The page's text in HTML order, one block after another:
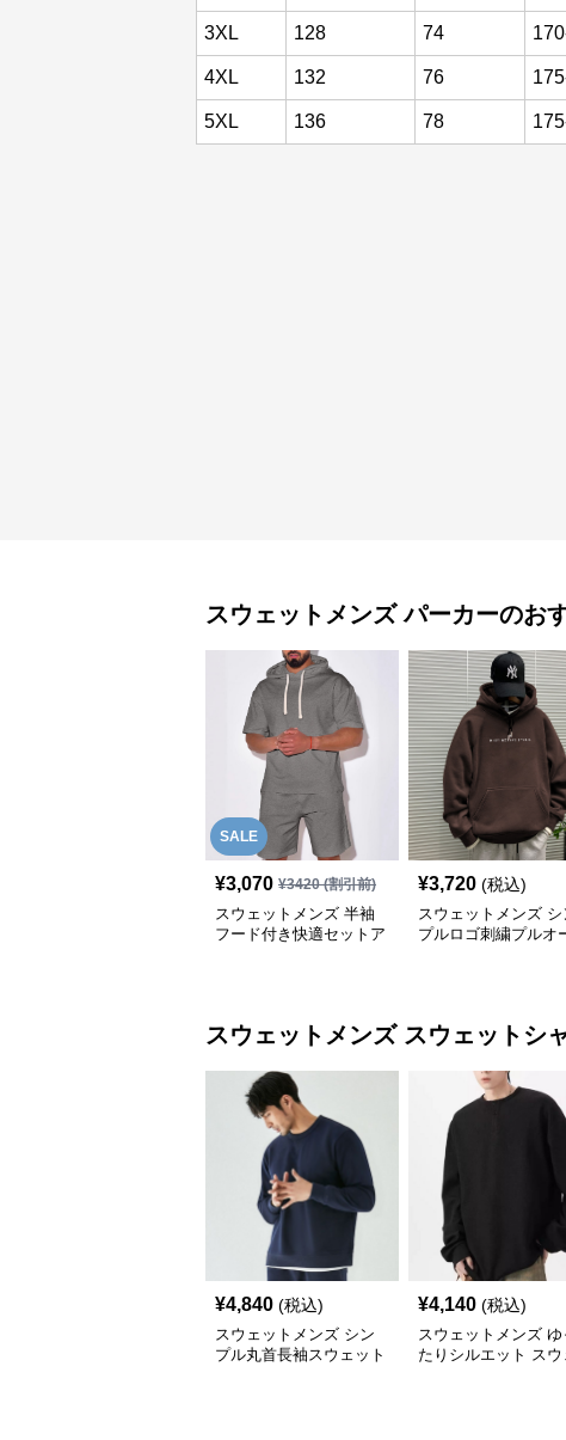
3XL 128 74
4XL 132 76
5XL 136 78
スウェットメンズ パーカーのお
SALE
¥3,070 ¥3420(割引前)
スウェットメンズ 半袖
フード付き快適セットア
¥3,720 (税込)
スウェットメンズ シ
プルロゴ刺繍プルオ
スウェットメンズ スウェットシ
¥4,840 (税込)
スウェットメンズ シン
プル丸首長袖スウェット
¥4,140 (税込)
スウェットメンズ ゆ
たりシルエット スウ